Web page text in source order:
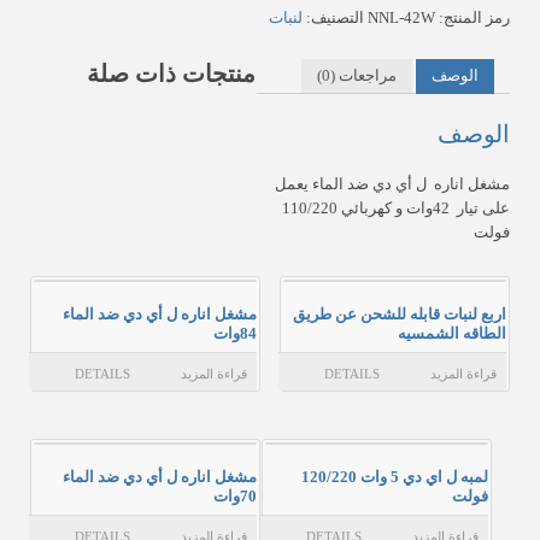
رمز المنتج:NNL-42W التصنيف: لنبات
الوصف مراجعات (0)
الوصف
مشغل اناره ل أي دي ضد الماء يعمل
على تيار 42وات و كهربائي 110/220
فولت
منتجات ذات صلة
اربع لنبات قابله للشحن عن طريق
الطاقه الشمسيه
قراءة المزيد DETAILS
مشغل اناره ل أي دي ضد الماء
84وات
قراءة المزيد DETAILS
لمبه ل اي دي 5 وات 120/220
فولت
قراءة المزيد DETAILS
مشغل اناره ل أي دي ضد الماء
70وات
قراءة المزيد DETAILS